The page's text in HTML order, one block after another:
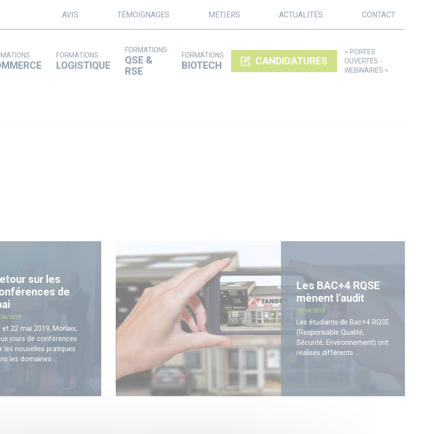
AVIS TÉMOIGNAGES MÉTIERS ACTUALITÉS CONTACT
FORMATIONS
LOGISTIQUE
FORMATIONS
QSE &
RSE
FORMATIONS
BIOTECH CANDIDATURES
> PORTES
OUVERTES -
WEBINAIRES <
sur les
de
2019
et 22 mai 2019, Morlaix,
jours de conférences
les nouvelles pratiques
les domaines ...
Les BAC+4 RQSE
mènent l’audit
Date
12/04/2019
Les étudiants de Bac+4 RQSE
(Responsable Qualité,
Sécurité, Environnement) ont
réalisés différents ...